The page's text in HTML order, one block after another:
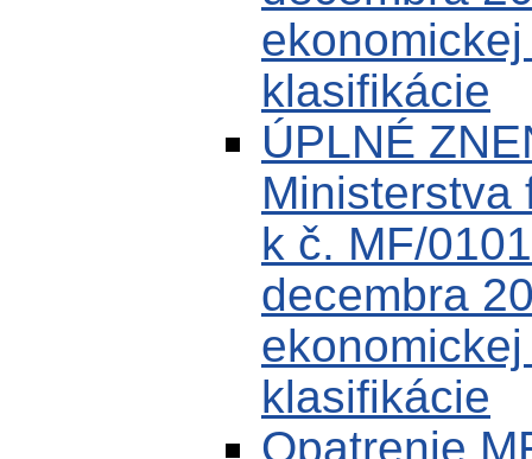
klasifikácie
ÚPLNÉ
Ministerstva
k č. MF/
decembra
klasifikácie
Opatrenie